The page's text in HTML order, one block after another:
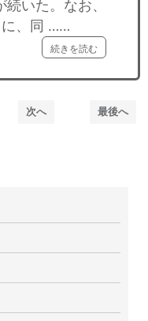
いた。なお、
に、同 ……
続きを読む
次へ 最後へ